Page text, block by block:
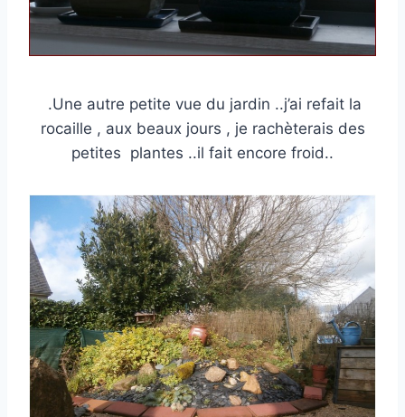
.Une autre petite vue du jardin ..j’ai refait la
rocaille , aux beaux jours , je rachèterais des
petites plantes ..il fait encore froid..